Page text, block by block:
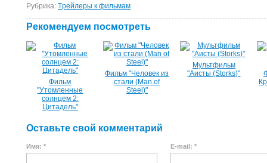
Рубрика: Tрейлеры к фильмам
Рекомендуем посмотреть
Фильм
"Утомленные
солнцем 2:
Цитадель"
Фильм "Человек из
стали (Man of
Steel)"
Мультфильм
"Аисты (Storks)"
Оставьте свой комментарий
Имя: * E-mail: *